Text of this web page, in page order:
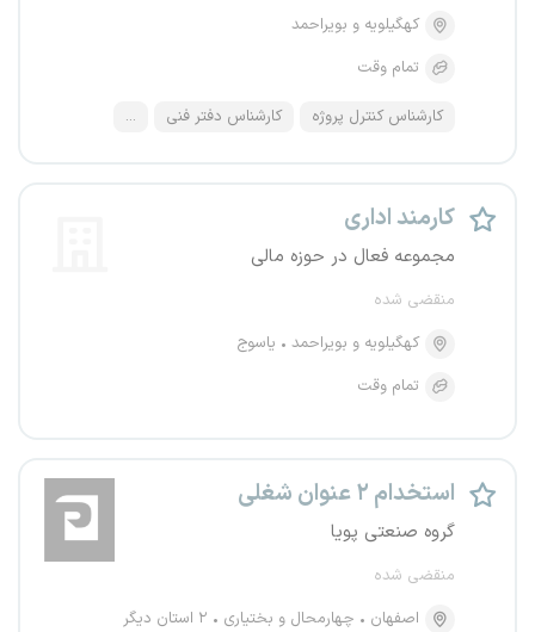
کهگیلویه و بویراحمد
تمام وقت
کارشناس کنترل پروژه کارشناس دفتر فنی ...
کارمند اداری
مجموعه فعال در حوزه مالی
منقضی شده
کهگیلویه و بویراحمد
یاسوج
تمام وقت
استخدام ۲ عنوان شغلی
گروه صنعتی پویا
منقضی شده
اصفهان
چهارمحال و بختیاری
۲ استان دیگر